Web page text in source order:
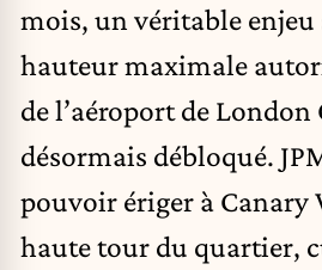
mois, un véritable enjeu
hauteur maximale
de l’aéroport de London
désormais débloqué.
pouvoir ériger à Canary
haute tour du quartier,